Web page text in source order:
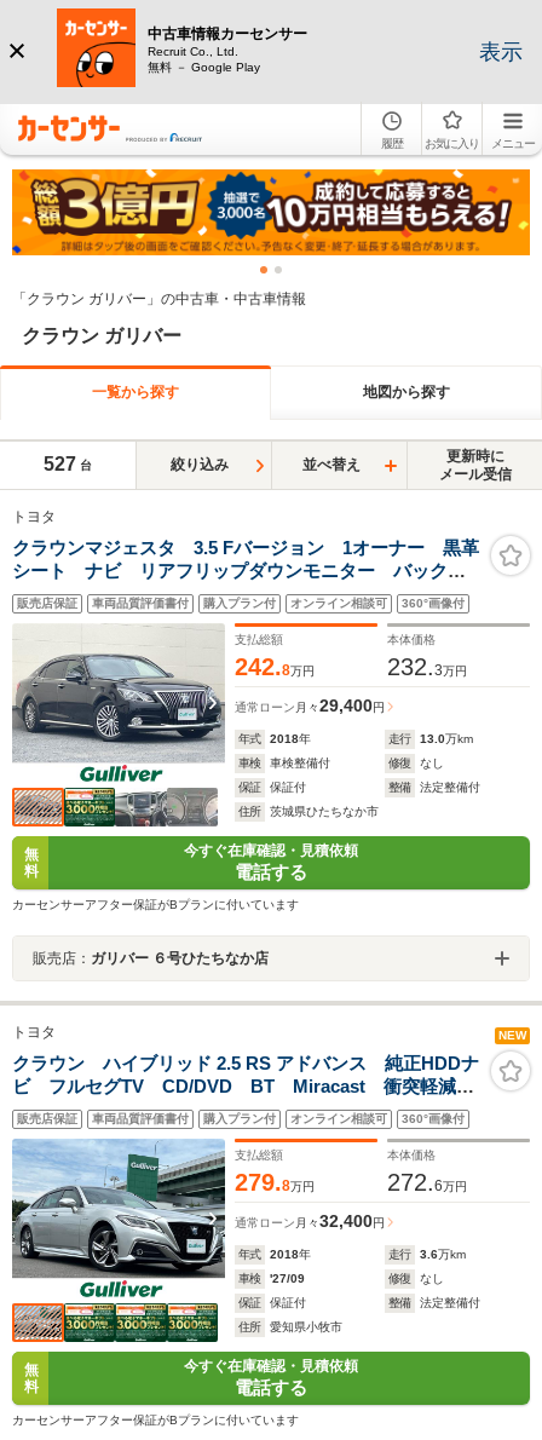
中古車情報カーセンサー
Recruit Co., Ltd.
無料 － Google Play
表示
履歴 お気に入り メニュー
「クラウン ガリバー」の中古車・中古車情報
クラウン ガリバー
一覧から探す 地図から探す
527 台 絞り込み 並べ替え
更新時に
メール受信
トヨタ
クラウンマジェスタ 3.5 Fバージョン 1オーナー 黒革
シート ナビ リアフリップダウンモニター バックカ
メラ BSM ETC エアシート 全席ヒーター電動 ブ
ルーレイ ウッド調コンビハンドル ドラレコ クルコ
ン AW付ノーマルタイヤ車載
販売店保証 車両品質評価書付 購入プラン付 オンライン相談可 360°画像付
支払総額
242.8万円
本体価格
232.3万円
通常ローン 月々29,400円
年式 2018年 走行 13.0万km
車検
車検整備付 修復
なし
保証
保証付 整備
法定整備付
住所
茨城県ひたちなか市
無
料
今すぐ在庫確認・見積依頼
電話する
カーセンサーアフター保証がBプランに付いています
販売店： ガリバー ６号ひたちなか店
トヨタ NEW
クラウン ハイブリッド 2.5 RS アドバンス 純正HDDナ
ビ フルセグTV CD/DVD BT Miracast 衝突軽減装
置 横滑り防止 純正ドラレコ純正フロアマット 純正
18インチアルミホイール ビルトインETC BSM ヒー
トシーター
販売店保証 車両品質評価書付 購入プラン付 オンライン相談可 360°画像付
支払総額
279.8万円
本体価格
272.6万円
通常ローン 月々32,400円
年式 2018年 走行 3.6万km
車検
'27/09 修復
なし
保証
保証付 整備
法定整備付
住所
愛知県小牧市
無
料
今すぐ在庫確認・見積依頼
電話する
カーセンサーアフター保証がBプランに付いています